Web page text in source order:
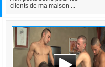
clients de ma maison ...